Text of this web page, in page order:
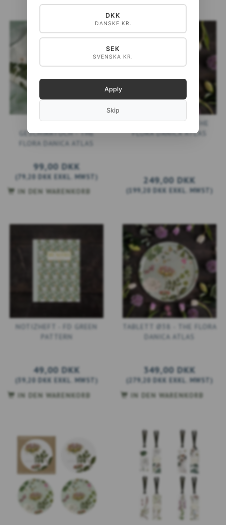
ÖKOLOGISCHES
GESCHIRRTUCH - THE
FLORA DANICA ATLAS
99,00 DKK
79,20 DKK EXKL. MWST
IN DEN WARENKORB
TABLETT 32X15 - THE
FLORA DANICA ATLAS
249,00 DKK
( 199,20 DKK EXKL. MWST
NOTIZHEFT - FD GREEN
PATTERN
49,00 DKK
39,20 DKK EXKL. MWST
IN DEN WARENKORB
TABLETT Ø38 - THE FLORA
DANICA ATLAS
349,00 DKK
( 279,20 DKK EXKL. MWST
IN DEN WARENKORB
DKK
DANSKE KR.
SEK
SVENSKA KR.
Apply
Skip